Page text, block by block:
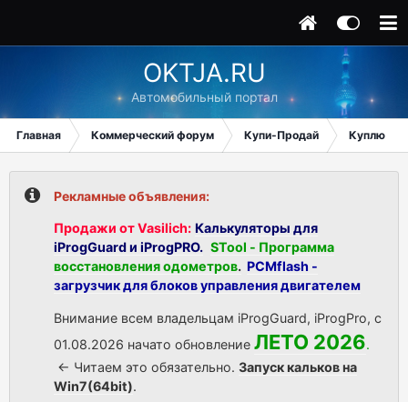
OKTJA.RU
Автомобильный портал
Главная Коммерческий форум Купи-Продай Куплю
Рекламные объявления:
Продажи от Vasilich: Калькуляторы для
iProgGuard и iProgPRO. STool - Программа
восстановления одометров. PCMflash -
загрузчик для блоков управления двигателем
Внимание всем владельцам iProgGuard, iProgPro, с
01.08.2026 начато обновление ЛЕТО 2026.
<- Читаем это обязательно. Запуск кальков на
Win7(64bit).